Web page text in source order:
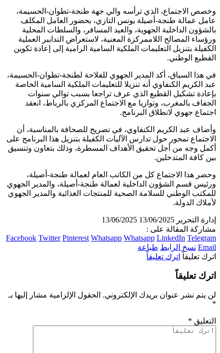
وخصص الاجتماع، الذي ترأسه والي جهة طنجة-تطوان-الحسيمة،
عامل عمالة طنجة-أصيلة يونس التازي، بحضور العامل المكلف
بالشؤون الداخلية الجهوية، والعيد المسافر، والسلطات المحلية
ورؤساء المصالح اللاممركزة المعنية، لاستعراض التدابير العملية
الكفيلة بتنزيل التعليمات الملكية السامية الرامية إلى إعادة تكوين
القطيع الوطني.
في هذا السياق، أكد المدير الجهوي للفلاحة لطنجة-تطوان-الحسيمة،
عبد الكريم الكنفاوي أنه تنزيلا للتعليمات الملكية السامية الخاصة
بإعادة تشكيل القطيع الذي عرف تراجعا بسبب توالي سنوات
الجفاف بالمغرب، وتوازيا مع الاجتماع المركزي بالرباط، انعقد
اجتماع جهوي لانطلاق البرنامج.
وأضاف عبد الكريم الكنفاوي، في تصريح للصحافة بالمناسبة، أن
الاجتماع تمحور حول تدارس الآليات الكفيلة بتنزيل هذا البرنامج على
أكمل وجه من أجل تحقيق الأهداف المسطرة، وذلك بتعاون وتنسيق
بين كافة المتدخلين.
وحضر هذا الاجتماع كل من الكاتب العام لعمالة طنجة-أصيلة،
ورئيس قسم الشؤون الداخلية لعمالة طنجة-أصيلة، والمدير الجهوي
للمكتب الوطني للسلامة الصحية للمنتجات الغذائية والمدير الجهوي
لأملاك الدولة.
إدارة التحرير 13/06/2025
13/06/2025
مشاركة المقالة على :
Facebook Twitter Pinterest Whatsapp Whatsapp LinkedIn Telegram
Email نسخ الرابط طباعة
اترك تعليقاً اترك تعليقاً
اترك تعليقاً
لن يتم نشر عنوان بريدك الإلكتروني. الحقول الإلزامية مشار إليها بـ
*
التعليق *